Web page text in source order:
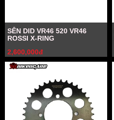
SÊN DID VR46 520 VR46
ROSSI X-RING
2,600,000đ